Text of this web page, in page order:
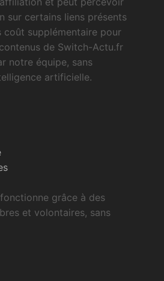
sur certains liens présents
coût supplémentaire pour
de Switch-Actu.fr
notre équipe, sans
artificielle.
grâce à des
et volontaires, sans